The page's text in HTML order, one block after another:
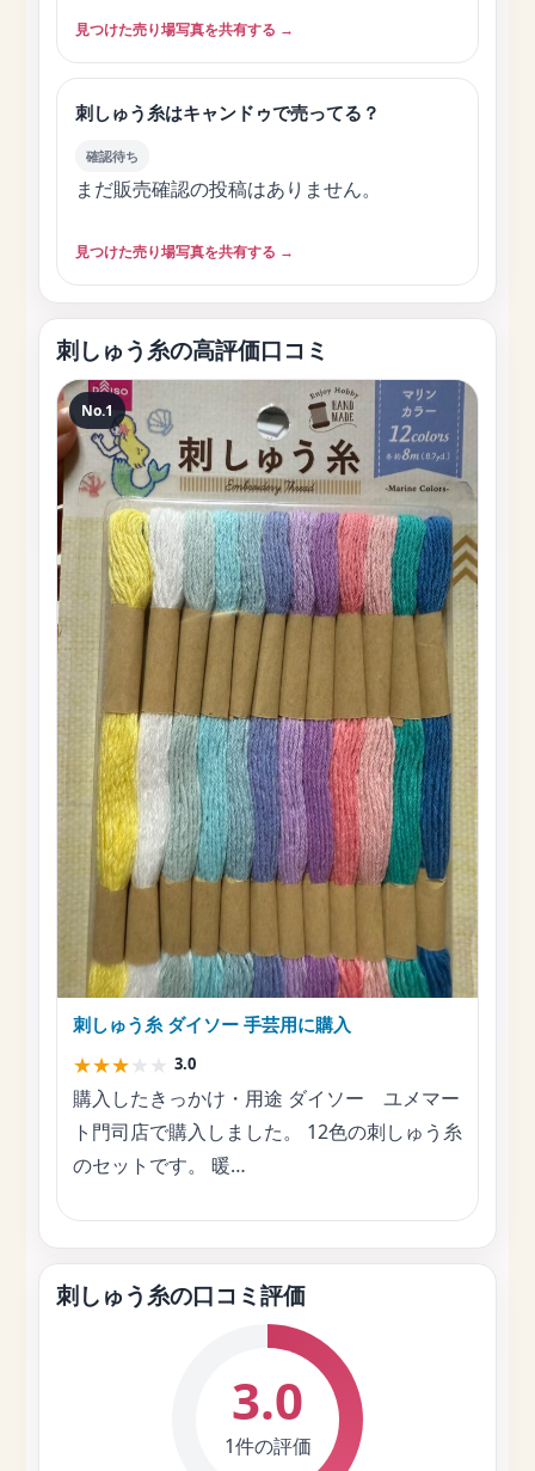
見つけた売り場写真を共有する →
刺しゅう糸はキャンドゥで売ってる？
確認待ち
まだ販売確認の投稿はありません。
見つけた売り場写真を共有する →
刺しゅう糸の高評価口コミ
No.1
刺しゅう糸 ダイソー 手芸用に購入
★★★★ ★ 3.0
購入したきっかけ・用途 ダイソー ユメマー
ト門司店で購入しました。 12色の刺しゅう糸
のセットです。 暖…
刺しゅう糸の口コミ評価
3.0
1件の評価